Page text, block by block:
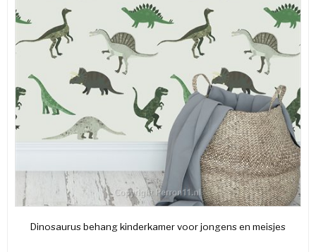
Dinosaurus behang kinderkamer voor jongens en meisjes